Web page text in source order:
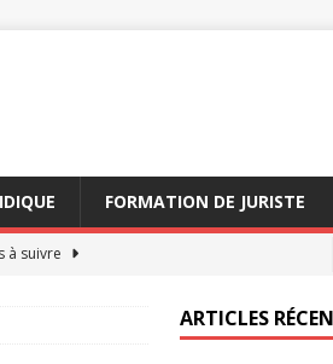
FORMATION DE JURISTE
à suivre
ARTICLES